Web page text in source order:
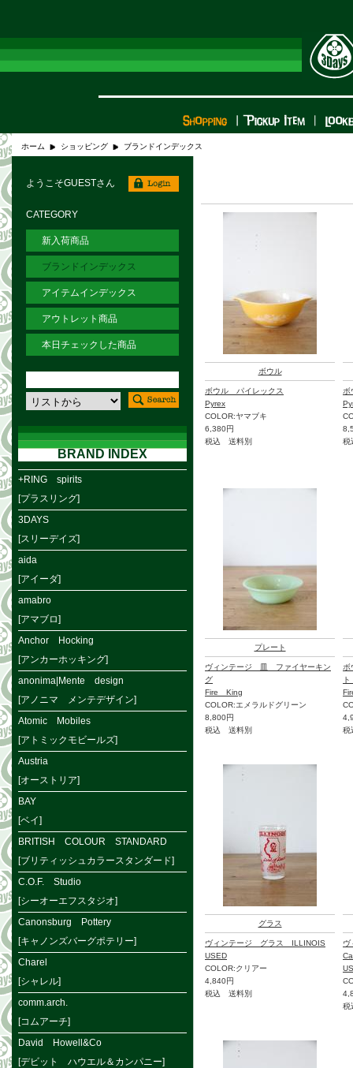
ホーム ショッピング ブランドインデックス
ボウル
ボウル パイレックス
Pyrex
COLOR:ヤマブキ
6,380円
税込 送料別
税
プレート
ヴィンテージ 皿 ファイヤーキン
グ
Fire King
COLOR:エメラルドグリーン
8,800円
税込 送料別
税
グラス
ヴィンテージ グラス ILLINOIS
USED
COLOR:クリアー
4,840円
税込 送料別
税
ようこそGUESTさん
CATEGORY
新入荷商品
ブランドインデックス
アイテムインデックス
アウトレット商品
本日チェックした商品
BRAND INDEX
+RING spirits
[プラスリング]
3DAYS
[スリーデイズ]
aida
[アイーダ]
amabro
[アマブロ]
Anchor Hocking
[アンカーホッキング]
anonima|Mente design
[アノニマ メンテデザイン]
Atomic Mobiles
[アトミックモビールズ]
Austria
[オーストリア]
BAY
[ベイ]
BRITISH COLOUR STANDARD
[ブリティッシュカラースタンダード]
C.O.F. Studio
[シーオーエフスタジオ]
Canonsburg Pottery
[キャノンズバーグポテリー]
Charel
[シャレル]
comm.arch.
[コムアーチ]
David Howell&Co
[デビット ハウエル＆カンパニー]